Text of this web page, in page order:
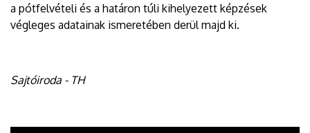
a pótfelvételi és a határon túli kihelyezett képzések
végleges adatainak ismeretében derül majd ki.
Sajtóiroda - TH